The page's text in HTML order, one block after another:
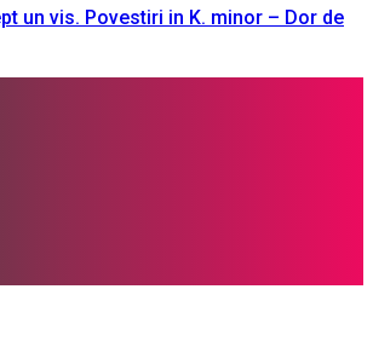
un vis. Povestiri in K. minor – Dor de